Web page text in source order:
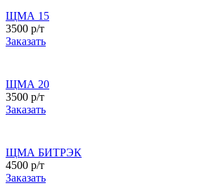
ЩМА 15
3500 р/т
Заказать
ЩМА 20
3500 р/т
Заказать
ЩМА БИТРЭК
4500 р/т
Заказать